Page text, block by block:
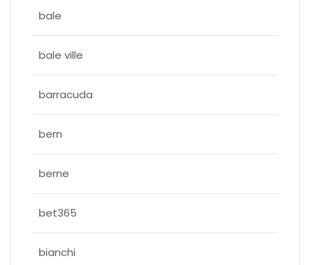
bale
bale ville
barracuda
bern
berne
bet365
bianchi